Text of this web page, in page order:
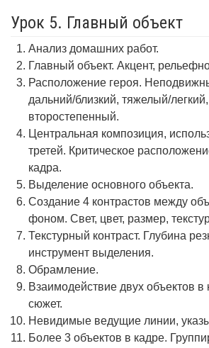
Урок 5. Главный объект
Анализ домашних работ.
Главный объект. Акцент,
Расположение героя.
дальний/близкий, тяжелый/
второстепенный.
Центральная композиция,
третей. Критическое
кадра.
Выделение основного объекта.
Создание 4 контрастов между
фоном. Свет, цвет, размер,
Текстурный контраст. Глубина
инструмент выделения.
Обрамление.
Взаимодействие двух объектов в
сюжет.
Невидимые ведущие линии,
Более 3 объектов в кадре.